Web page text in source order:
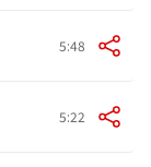
5:48
5:22